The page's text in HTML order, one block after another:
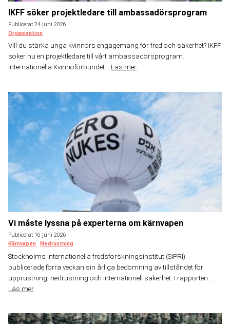
IKFF söker projektledare till ambassadörsprogram
Publicerat 24 juni 2026
Organisation
Vill du stärka unga kvinnors engagemang för fred och säkerhet? IKFF
söker nu en projektledare till vårt ambassadörsprogram.
Internationella Kvinnoförbundet... Läs mer
Vi måste lyssna på experterna om kärnvapen
Publicerat 16 juni 2026
Kärnvapen
Nedrustning
Stockholms internationella fredsforskningsinstitut (SIPRI)
publicerade förra veckan sin årliga bedömning av tillståndet för
upprustning, nedrustning och internationell säkerhet. I rapporten...
Läs mer